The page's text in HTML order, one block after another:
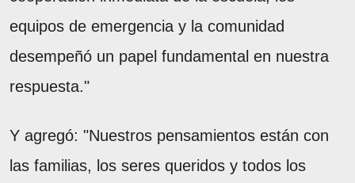
equipos de emergencia y la comunidad
desempeñó un papel fundamental en nuestra
respuesta."
Y agregó: "Nuestros pensamientos están con
las familias, los seres queridos y todos los